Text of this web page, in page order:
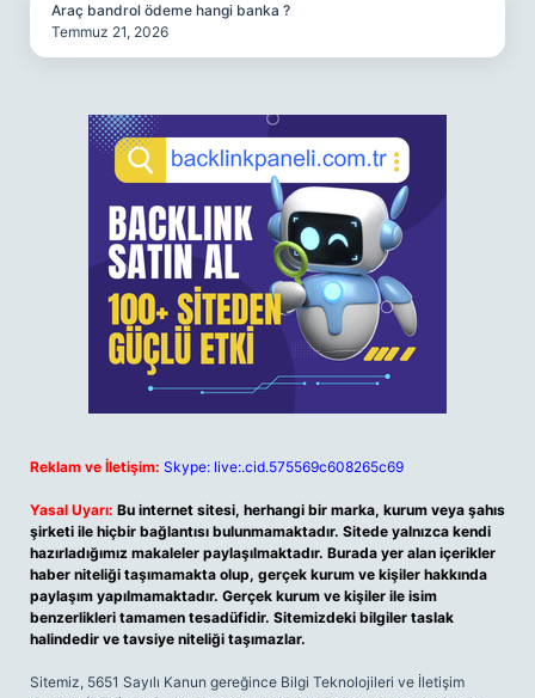
Araç bandrol ödeme hangi banka ?
Temmuz 21, 2026
Reklam ve İletişim: Skype: live:.cid.575569c608265c69
Yasal Uyarı: Bu internet sitesi, herhangi bir marka, kurum veya şahıs
şirketi ile hiçbir bağlantısı bulunmamaktadır. Sitede yalnızca kendi
hazırladığımız makaleler paylaşılmaktadır. Burada yer alan içerikler
haber niteliği taşımamakta olup, gerçek kurum ve kişiler hakkında
paylaşım yapılmamaktadır. Gerçek kurum ve kişiler ile isim
benzerlikleri tamamen tesadüfidir. Sitemizdeki bilgiler taslak
halindedir ve tavsiye niteliği taşımazlar.
Sitemiz, 5651 Sayılı Kanun gereğince Bilgi Teknolojileri ve İletişim